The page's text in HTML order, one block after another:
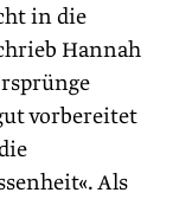
in die
Hannah
vorbereitet
Als